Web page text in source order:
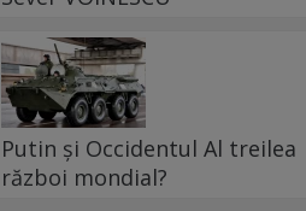
Putin și Occidentul Al treilea
război mondial?